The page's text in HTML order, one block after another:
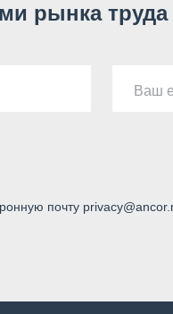
рынка труда
Ваш
почту